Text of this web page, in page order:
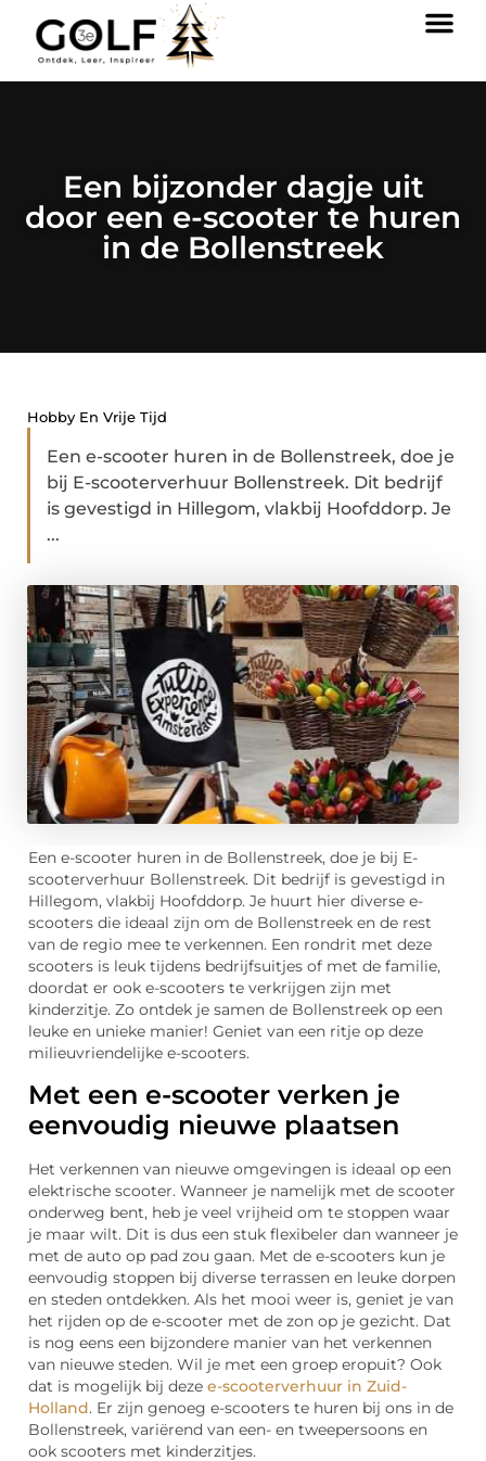
Een bijzonder dagje uit
door een e-scooter te huren
in de Bollenstreek
Hobby En Vrije Tijd
Een e-scooter huren in de Bollenstreek, doe je
bij E-scooterverhuur Bollenstreek. Dit bedrijf
is gevestigd in Hillegom, vlakbij Hoofddorp. Je
...
Een e-scooter huren in de Bollenstreek, doe je bij E-
scooterverhuur Bollenstreek. Dit bedrijf is gevestigd in
Hillegom, vlakbij Hoofddorp. Je huurt hier diverse e-
scooters die ideaal zijn om de Bollenstreek en de rest
van de regio mee te verkennen. Een rondrit met deze
scooters is leuk tijdens bedrijfsuitjes of met de familie,
doordat er ook e-scooters te verkrijgen zijn met
kinderzitje. Zo ontdek je samen de Bollenstreek op een
leuke en unieke manier! Geniet van een ritje op deze
milieuvriendelijke e-scooters.
Met een e-scooter verken je
eenvoudig nieuwe plaatsen
Het verkennen van nieuwe omgevingen is ideaal op een
elektrische scooter. Wanneer je namelijk met de scooter
onderweg bent, heb je veel vrijheid om te stoppen waar
je maar wilt. Dit is dus een stuk flexibeler dan wanneer je
met de auto op pad zou gaan. Met de e-scooters kun je
eenvoudig stoppen bij diverse terrassen en leuke dorpen
en steden ontdekken. Als het mooi weer is, geniet je van
het rijden op de e-scooter met de zon op je gezicht. Dat
is nog eens een bijzondere manier van het verkennen
van nieuwe steden. Wil je met een groep eropuit? Ook
dat is mogelijk bij deze e-scooterverhuur in Zuid-
Holland. Er zijn genoeg e-scooters te huren bij ons in de
Bollenstreek, variërend van een- en tweepersoons en
ook scooters met kinderzitjes.